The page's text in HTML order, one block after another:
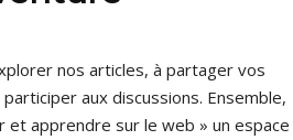
nos articles, à partager vos
aux discussions. Ensemble,
et apprendre sur le web » un espace